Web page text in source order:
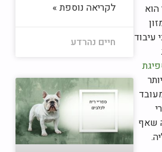
הוא
עיבוד
שאף
לקריאה נוספת »
חיים נהרדע